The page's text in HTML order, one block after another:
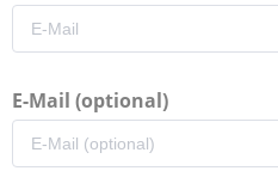
E-Mail (optional)